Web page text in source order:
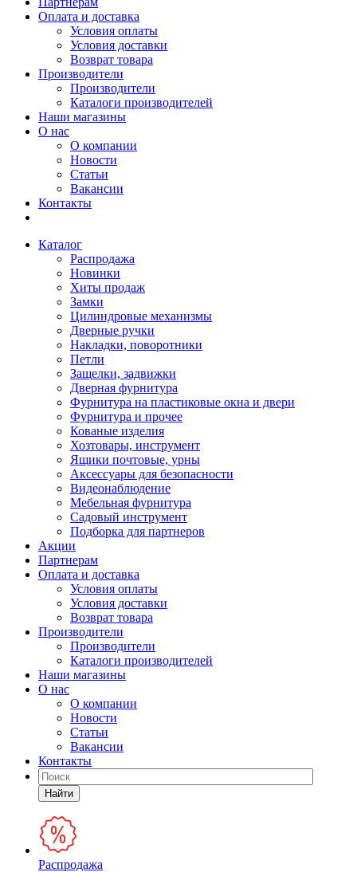
Оплата и доставка
Условия оплаты
Условия доставки
Возврат товара
Производители
Производители
Каталоги производителей
Наши магазины
О нас
О компании
Новости
Статьи
Вакансии
Контакты
Каталог
Распродажа
Новинки
Хиты продаж
Замки
Цилиндровые механизмы
Дверные ручки
Накладки, поворотники
Петли
Защелки, задвижки
Дверная фурнитура
Фурнитура на пластиковые окна и двери
Фурнитура и прочее
Кованые изделия
Хозтовары, инструмент
Ящики почтовые, урны
Аксессуары для безопасности
Видеонаблюдение
Мебельная фурнитура
Садовый инструмент
Подборка для партнеров
Акции
Партнерам
Оплата и доставка
Условия оплаты
Условия доставки
Возврат товара
Производители
Производители
Каталоги производителей
Наши магазины
О нас
О компании
Новости
Статьи
Вакансии
Контакты
Найти
Распродажа